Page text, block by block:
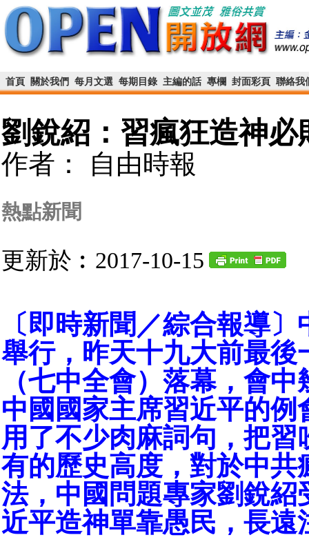
首頁 關於我們 每月文選 每期目錄 主編的話 專欄 封面彩頁 聯絡我
劉銳紹：習瘋狂造神必
作者： 自由時報
熱點新聞
更新於︰2017-10-15
〔即時新聞／綜合報導
舉行，昨天十九大前最後
（七中全會）落幕，會
中國國家主席習近平的例
用了不少肉麻詞句，把習
有的歷史高度，對於中共
法，中國問題專家劉銳紹
近平造神單靠愚民，長遠